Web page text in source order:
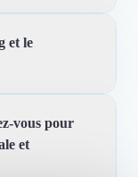
leur
en
leviers pour
et le
que nous
d'actions
vous pour
et